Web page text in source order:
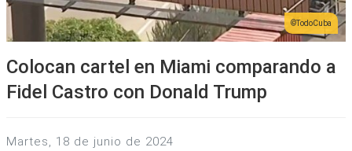
TodoCuba
Colocan cartel en Miami comparando a
Fidel Castro con Donald Trump
martes, 18 de junio de 2024